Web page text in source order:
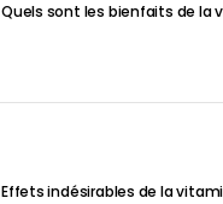
Quels sont les bienfaits de la
Effets indésirables de la